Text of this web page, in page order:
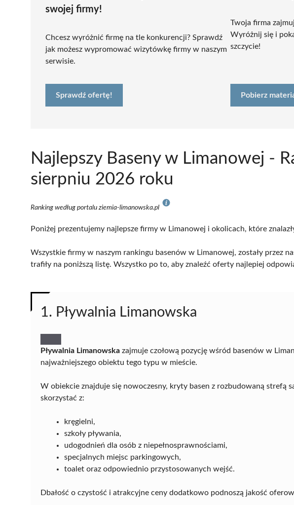
swojej firmy!
Chcesz wyróżnić firmę na tle konkurencji? Sprawdź
jak możesz wypromować wizytówkę firmy w naszym
serwisie.
Sprawdź ofertę!
Twoja firma
Wyróżnij się i
szczycie!
Pobierz
Najlepszy Baseny w Limanowej -
sierpniu 2026 roku
Ranking według portalu ziemia-limanowska.pl
Poniżej prezentujemy najlepsze firmy w Limanowej i okolicach, które
Wszystkie firmy w naszym rankingu basenów w Limanowej, zostały przez
trafiły na poniższą listę. Wszystko po to, aby znaleźć oferty najlepiej
1. Pływalnia Limanowska
Pływalnia Limanowska zajmuje czołową pozycję wśród basenów w
najważniejszego obiektu tego typu w mieście.
W obiekcie znajduje się nowoczesny, kryty basen z rozbudowaną strefą
skorzystać z:
kręgielni,
szkoły pływania,
udogodnień dla osób z niepełnosprawnościami,
specjalnych miejsc parkingowych,
toalet oraz odpowiednio przystosowanych wejść.
Dbałość o czystość i atrakcyjne ceny dodatkowo podnoszą jakość